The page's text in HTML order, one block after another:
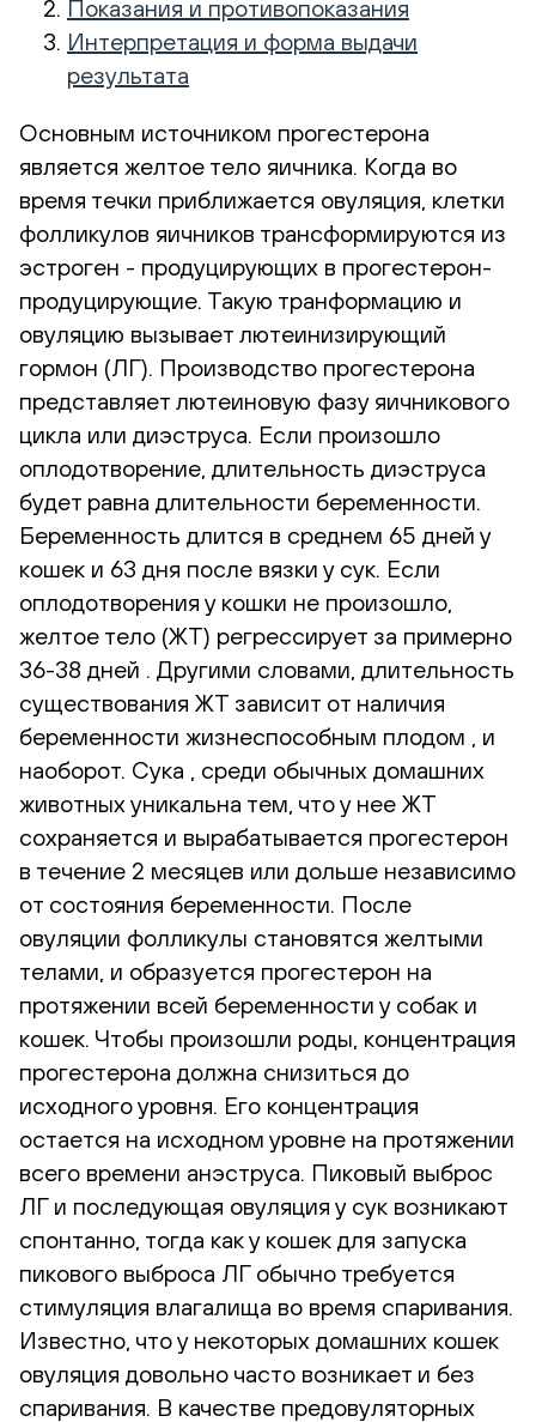
Показания и противопоказания
Интерпретация и форма выдачи
результата
Основным источником прогестерона
является желтое тело яичника. Когда во
время течки приближается овуляция, клетки
фолликулов яичников трансформируются из
эстроген - продуцирующих в прогестерон-
продуцирующие. Такую транформацию и
овуляцию вызывает лютеинизирующий
гормон (ЛГ). Производство прогестерона
представляет лютеиновую фазу яичникового
цикла или диэструса. Если произошло
оплодотворение, длительность диэструса
будет равна длительности беременности.
Беременность длится в среднем 65 дней у
кошек и 63 дня после вязки у сук. Если
оплодотворения у кошки не произошло,
желтое тело (ЖТ) регрессирует за примерно
36-38 дней . Другими словами, длительность
существования ЖТ зависит от наличия
беременности жизнеспособным плодом , и
наоборот. Сука , среди обычных домашних
животных уникальна тем, что у нее ЖТ
сохраняется и вырабатывается прогестерон
в течение 2 месяцев или дольше независимо
от состояния беременности. После
овуляции фолликулы становятся желтыми
телами, и образуется прогестерон на
протяжении всей беременности у собак и
кошек. Чтобы произошли роды, концентрация
прогестерона должна снизиться до
исходного уровня. Его концентрация
остается на исходном уровне на протяжении
всего времени анэструса. Пиковый выброс
ЛГ и последующая овуляция у сук возникают
спонтанно, тогда как у кошек для запуска
пикового выброса ЛГ обычно требуется
стимуляция влагалища во время спаривания.
Известно, что у некоторых домашних кошек
овуляция довольно часто возникает и без
спаривания. В качестве предовуляторных